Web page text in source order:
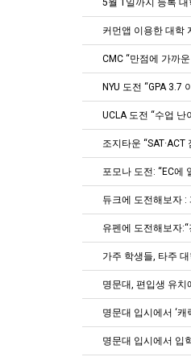
5월 1일까지 등록
커먼앱 이용한 대학
CMC “만점에 가까
NYU 도전 “GPA 3.7
UCLA 도전 “수업 난
조지타운
포모나 도전: “EC에
듀크에 도전해보자 :
유펜에 도전해보자:“
가주 학생들, 타주
명문대, 편입생 유치
명문대 입시에서 ‘캐
명문대 입시에서 입